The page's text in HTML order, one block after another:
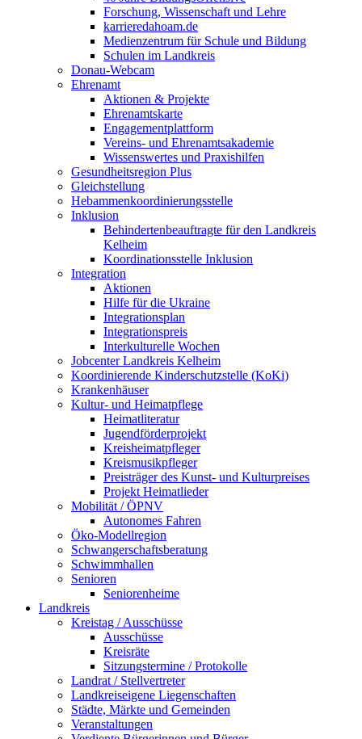
Forschung, Wissenschaft und Lehre
karrieredahoam.de
Medienzentrum für Schule und Bildung
Schulen im Landkreis
Donau-Webcam
Ehrenamt
Aktionen & Projekte
Ehrenamtskarte
Engagementplattform
Vereins- und Ehrenamtsakademie
Wissenswertes und Praxishilfen
Gesundheitsregion Plus
Gleichstellung
Hebammenkoordinierungsstelle
Inklusion
Behindertenbeauftragte für den Landkreis
Kelheim
Koordinationsstelle Inklusion
Integration
Aktionen
Hilfe für die Ukraine
Integrationsplan
Integrationspreis
Interkulturelle Wochen
Jobcenter Landkreis Kelheim
Koordinierende Kinderschutzstelle (KoKi)
Krankenhäuser
Kultur- und Heimatpflege
Heimatliteratur
Jugendförderprojekt
Kreisheimatpfleger
Kreismusikpfleger
Preisträger des Kunst- und Kulturpreises
Projekt Heimatlieder
Mobilität / ÖPNV
Autonomes Fahren
Öko-Modellregion
Schwangerschaftsberatung
Schwimmhallen
Senioren
Seniorenheime
Landkreis
Kreistag / Ausschüsse
Ausschüsse
Kreisräte
Sitzungstermine / Protokolle
Landrat / Stellvertreter
Landkreiseigene Liegenschaften
Städte, Märkte und Gemeinden
Veranstaltungen